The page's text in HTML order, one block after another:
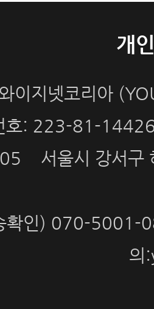
개
이지넷코리아
호: 223-81-
서울시 강서구
확인) 070-
의